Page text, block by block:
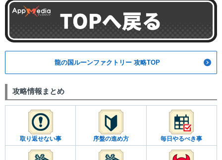
龍の国ルーンファクトリー 攻略TOP
攻略情報まとめ
取り返せない事 序盤の進め方 毎日やるべき事